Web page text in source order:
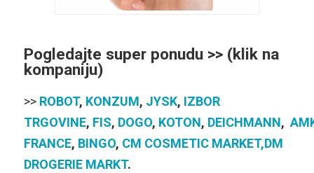
Pogledajte super ponudu >> (klik na
kompaniju)
>> ROBOT, KONZUM, JYSK, IZBOR
TRGOVINE, FIS, DOGO, KOTON, DEICHMANN,
FRANCE, BINGO, CM COSMETIC MARKET,DM
DROGERIE MARKT.